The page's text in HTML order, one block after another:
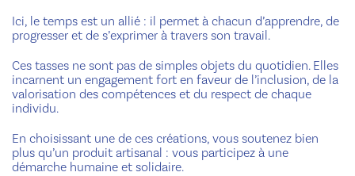
Ici, le temps est un allié : il permet à chacun d’apprendre, de
progresser et de s’exprimer à travers son travail.
Ces tasses ne sont pas de simples objets du quotidien. Elles
incarnent un engagement fort en faveur de l’inclusion, de la
valorisation des compétences et du respect de chaque
individu.
En choisissant une de ces créations, vous soutenez bien
plus qu’un produit artisanal : vous participez à une
démarche humaine et solidaire.